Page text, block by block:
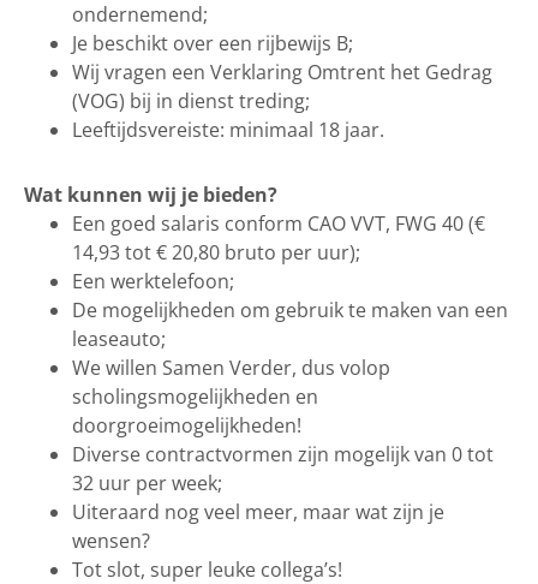
ondernemend;
Je beschikt over een rijbewijs B;
Wij vragen een Verklaring Omtrent het Gedrag
(VOG) bij in dienst treding;
Leeftijdsvereiste: minimaal 18 jaar.
Wat kunnen wij je bieden?
Een goed salaris conform CAO VVT, FWG 40 (€
14,93 tot € 20,80 bruto per uur);
Een werktelefoon;
De mogelijkheden om gebruik te maken van een
leaseauto;
We willen Samen Verder, dus volop
scholingsmogelijkheden en
doorgroeimogelijkheden!
Diverse contractvormen zijn mogelijk van 0 tot
32 uur per week;
Uiteraard nog veel meer, maar wat zijn je
wensen?
Tot slot, super leuke collega’s!